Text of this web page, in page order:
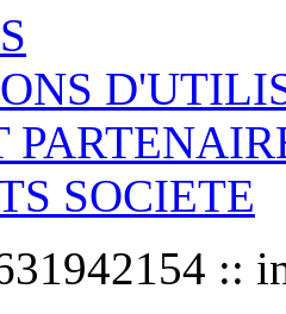
SOCIETE
::